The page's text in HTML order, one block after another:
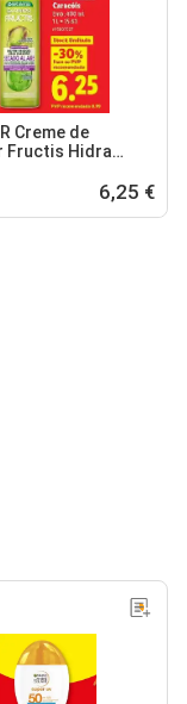
Creme de
Fructis Hidra
6,25 €